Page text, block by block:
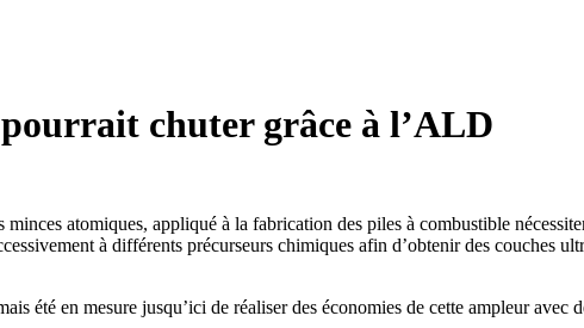
chuter grâce à l’ALD
atomiques, appliqué à la fabrication des piles à combustible
à différents précurseurs chimiques afin d’obtenir des couches
été en mesure jusqu’ici de réaliser des économies de cette ampleur